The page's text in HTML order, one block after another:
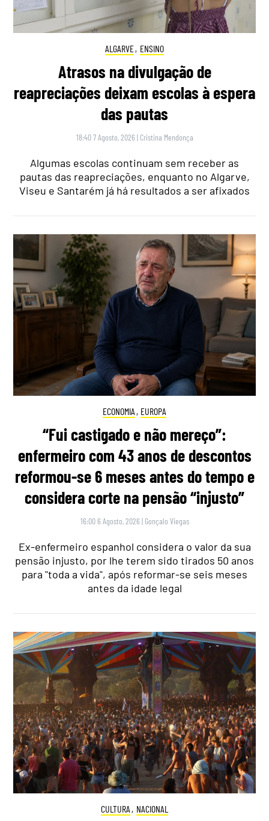
ALGARVE, ENSINO
Atrasos na divulgação de
reapreciações deixam escolas à espera
das pautas
18:40 7 Agosto, 2026 | Cristina Mendonça
Algumas escolas continuam sem receber as
pautas das reapreciações, enquanto no Algarve,
Viseu e Santarém já há resultados a ser afixados
ECONOMIA , EUROPA
“Fui castigado e não mereço”:
enfermeiro com 43 anos de descontos
reformou-se 6 meses antes do tempo e
considera corte na pensão “injusto”
16:00 6 Agosto, 2026 | Gonçalo Viegas
Ex-enfermeiro espanhol considera o valor da sua
pensão injusto, por lhe terem sido tirados 50 anos
para "toda a vida", após reformar-se seis meses
antes da idade legal
CULTURA , NACIONAL